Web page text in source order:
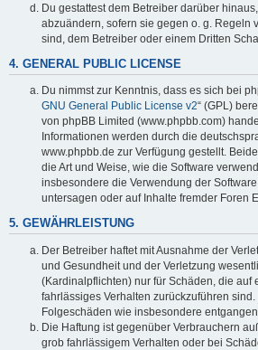
Du gestattest dem Betreiber darüber
abzuändern, sofern sie gegen o. g. Regeln
sind, dem Betreiber oder einem Dritten
4. GENERAL PUBLIC LICENSE
Du nimmst zur Kenntnis, dass es sich bei
GNU General Public License v2“ (GPL)
von phpBB Limited (www.phpbb.com)
Informationen werden durch die
www.phpbb.de zur Verfügung gestellt.
die Art und Weise, wie die Software
insbesondere die Verwendung der
untersagen oder auf Inhalte fremder Foren
5. GEWÄHRLEISTUNG
Der Betreiber haftet mit Ausnahme der
und Gesundheit und der Verletzung
(Kardinalpflichten) nur für Schäden, die auf
fahrlässiges Verhalten zurückzuführen
Folgeschäden wie insbesondere
Die Haftung ist gegenüber Verbrauchern
grob fahrlässigem Verhalten oder bei